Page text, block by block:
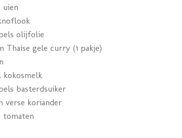
uien
olijfolie
Thaise gele curry (1 pakje)
basterdsuiker
verse koriander
tomaten